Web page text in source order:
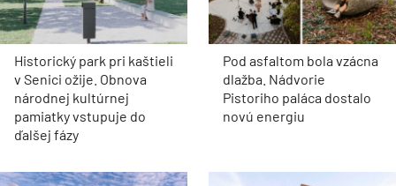
Historický park pri kaštieli
v Senici ožije. Obnova
národnej kultúrnej
pamiatky vstupuje do
ďalšej fázy
Pod asfaltom bola vzácna
dlažba. Nádvorie
Pistoriho paláca dostalo
novú energiu